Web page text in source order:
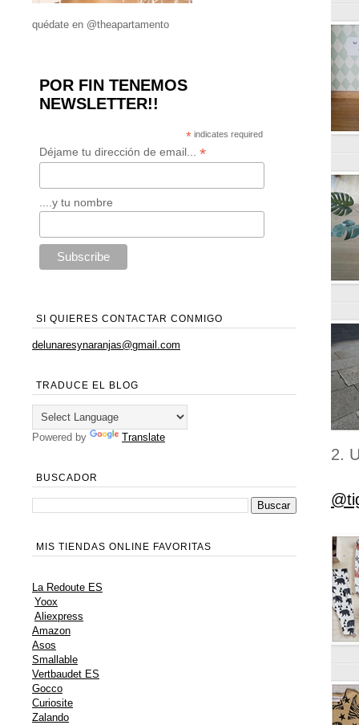
2.
quédate en @theapartamento
POR FIN TENEMOS
NEWSLETTER!!
* indicates required
Déjame tu dirección de email... *
....y tu nombre
SI QUIERES CONTACTAR CONMIGO
delunaresynaranjas@gmail.com
TRADUCE EL BLOG
Powered by Translate
BUSCADOR
MIS TIENDAS ONLINE FAVORITAS
La Redoute ES
Yoox
Aliexpress
Amazon
Asos
Smallable
Vertbaudet ES
Gocco
Curiosite
Zalando